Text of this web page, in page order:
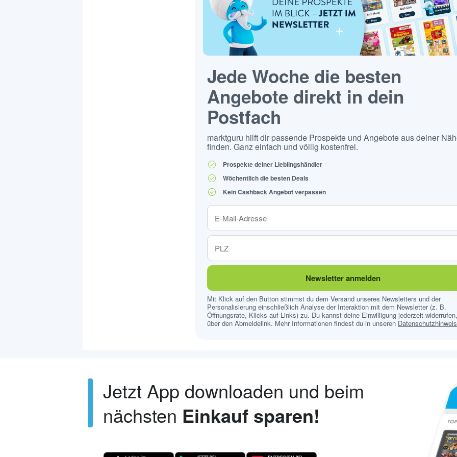
Jede Woche die besten
Angebote direkt in dein
Postfach
marktguru hilft dir passende Prospekte und Angebote aus deiner
finden. Ganz einfach und völlig kostenfrei.
Prospekte deiner Lieblingshändler
Wöchentlich die besten Deals
Kein Cashback Angebot verpassen
Newsletter anmelden
Mit Klick auf den Button stimmst du dem Versand unseres Newsletters und der
Personalisierung einschließlich Analyse der Interaktion mit dem Newsletter (z. B.
Öffnungsrate, Klicks auf Links) zu. Du kannst deine Einwilligung jederzeit
über den Abmeldelink. Mehr Informationen findest du in unseren
Jetzt App downloaden und beim
nächsten Einkauf sparen!